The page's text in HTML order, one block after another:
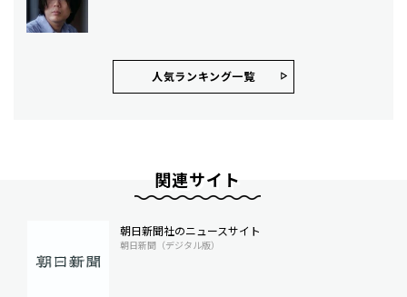
人気ランキング⼀覧
関連サイト
朝日新聞社のニュースサイト
朝日新聞（デジタル版）